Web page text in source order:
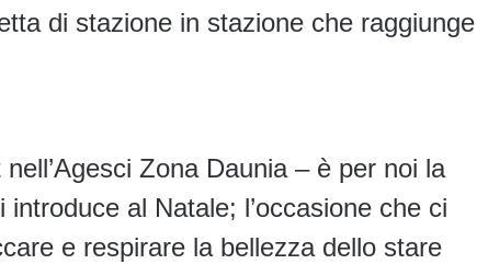
di stazione in stazione che raggiunge
Zona Daunia – è per noi la
al Natale; l’occasione che ci
e respirare la bellezza dello stare